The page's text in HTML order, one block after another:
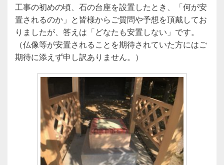
工事の初めの頃、石の台座を設置したとき、「何が安
置されるのか」と皆様からご質問や予想を頂戴してお
りましたが、答えは「どなたも安置しない」です。
（仏像等が安置されることを期待されていた方にはご
期待に添えず申し訳ありません。）